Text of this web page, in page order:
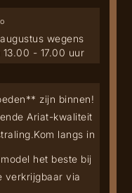
wegens
- 17.00 uur
zijn binnen!
Ariat-kwaliteit
Kom langs in
het beste bij
verkrijgbaar via